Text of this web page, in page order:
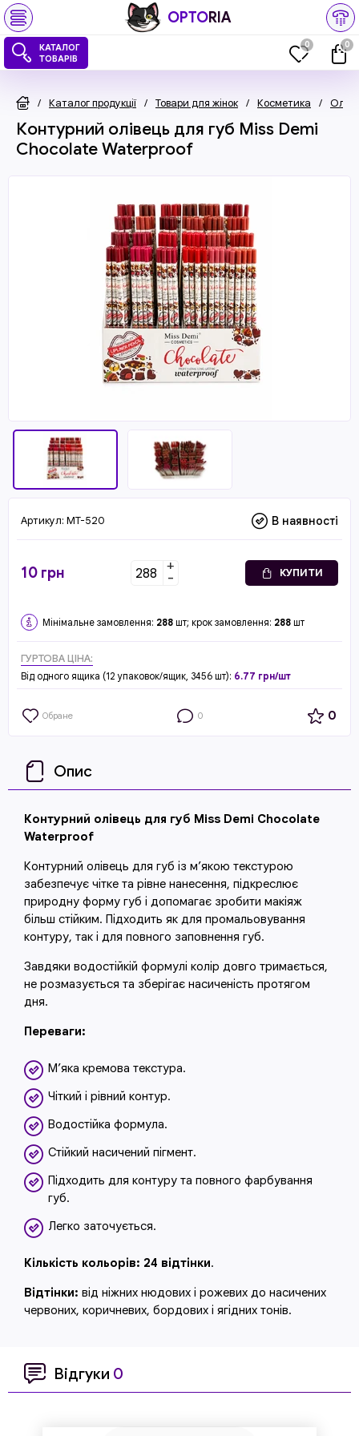
OPTORIA
КАТАЛОГ
ТОВАРІВ
0 0
/ Каталог продукції / Товари для жінок / Косметика /
Контурний олівець для губ Miss Demi
Chocolate Waterproof
Артикул: MT-520 В наявності
10 грн +
- КУПИТИ
Мінімальне замовлення: 288 шт; крок замовлення: 288 шт
ГУРТОВА ЦІНА:
Від одного ящика (12 упаковок/ящик, 3456 шт): 6.77 грн/шт
Обране 0 0
Опис
Контурний олівець для губ Miss Demi Chocolate
Waterproof
Контурний олівець для губ із м’якою текстурою
забезпечує чітке та рівне нанесення, підкреслює
природну форму губ і допомагає зробити макіяж
більш стійким. Підходить як для промальовування
контуру, так і для повного заповнення губ.
Завдяки водостійкій формулі колір довго тримається,
не розмазується та зберігає насиченість протягом
дня.
Переваги:
М’яка кремова текстура.
Чіткий і рівний контур.
Водостійка формула.
Стійкий насичений пігмент.
Підходить для контуру та повного фарбування
губ.
Легко заточується.
Кількість кольорів: 24 відтінки.
Відтінки: від ніжних нюдових і рожевих до насичених
червоних, коричневих, бордових і ягідних тонів.
Відгуки 0